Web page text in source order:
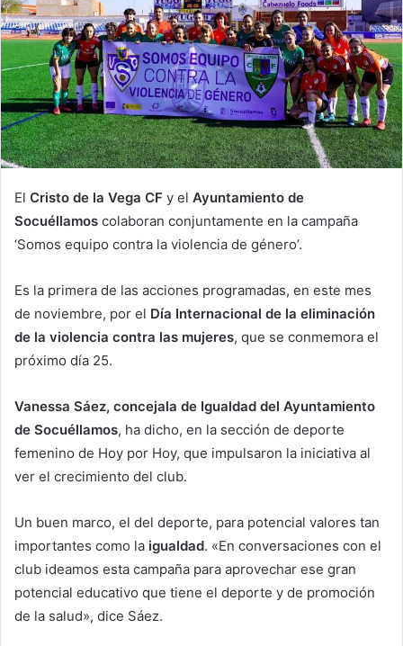
El Cristo de la Vega CF y el Ayuntamiento de
Socuéllamos colaboran conjuntamente en la campaña
‘Somos equipo contra la violencia de género’.
Es la primera de las acciones programadas, en este mes
de noviembre, por el Día Internacional de la eliminación
de la violencia contra las mujeres, que se conmemora el
próximo día 25.
Vanessa Sáez, concejala de Igualdad del Ayuntamiento
de Socuéllamos, ha dicho, en la sección de deporte
femenino de Hoy por Hoy, que impulsaron la iniciativa al
ver el crecimiento del club.
Un buen marco, el del deporte, para potencial valores tan
importantes como la igualdad. «En conversaciones con el
club ideamos esta campaña para aprovechar ese gran
potencial educativo que tiene el deporte y de promoción
de la salud», dice Sáez.